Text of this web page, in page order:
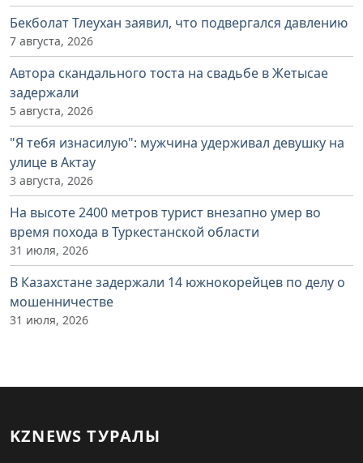
Бекболат Тлеухан заявил, что подвергался давлению
7 августа, 2026
Автора скандального тоста на свадьбе в Жетысае
задержали
5 августа, 2026
"Я тебя изнасилую": мужчина удерживал девушку на
улице в Актау
3 августа, 2026
На высоте 2400 метров турист внезапно умер во
время похода в Туркестанской области
31 июля, 2026
В Казахстане задержали 14 южнокорейцев по делу о
мошенничестве
31 июля, 2026
KZNEWS ТУРАЛЫ